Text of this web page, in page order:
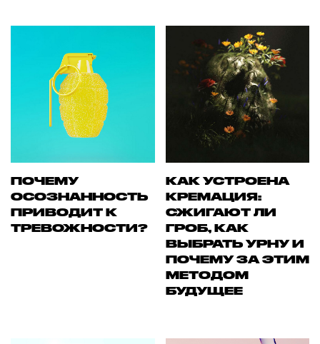
ПОЧЕМУ
ОСОЗНАННОСТЬ
ПРИВОДИТ К
ТРЕВОЖНОСТИ?
КАК УСТРОЕНА
КРЕМАЦИЯ:
СЖИГАЮТ ЛИ
ГРОБ, КАК
ВЫБРАТЬ УРНУ И
ПОЧЕМУ ЗА ЭТИМ
МЕТОДОМ
БУДУЩЕЕ